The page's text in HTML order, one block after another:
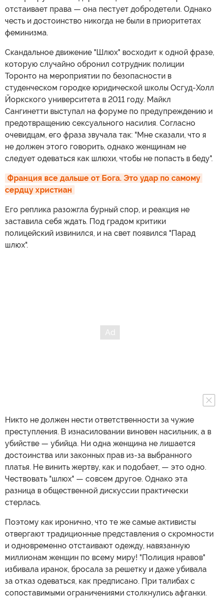
отстаивает права — она пестует добродетели. Однако
честь и достоинство никогда не были в приоритетах
феминизма.
Скандальное движение "Шлюх" восходит к одной фразе,
которую случайно обронил сотрудник полиции
Торонто на мероприятии по безопасности в
студенческом городке юридической школы Осгуд-Холл
Йоркского университета в 2011 году. Майкл
Сангинетти выступал на форуме по предупреждению и
предотвращению сексуального насилия. Согласно
очевидцам, его фраза звучала так: "Мне сказали, что я
не должен этого говорить, однако женщинам не
следует одеваться как шлюхи, чтобы не попасть в беду".
Франция все дальше от Бога. Это удар по самому
сердцу христиан
Его реплика разожгла бурный спор, и реакция не
заставила себя ждать. Под градом критики
полицейский извинился, и на свет появился "Парад
шлюх".
Никто не должен нести ответственности за чужие
преступления. В изнасиловании виновен насильник, а в
убийстве — убийца. Ни одна женщина не лишается
достоинства или законных прав из-за выбранного
платья. Не винить жертву, как и подобает, — это одно.
Чествовать "шлюх" — совсем другое. Однако эта
разница в общественной дискуссии практически
стерлась.
Поэтому как иронично, что те же самые активисты
отвергают традиционные представления о скромности
и одновременно отстаивают одежду, навязанную
миллионам женщин по всему миру! "Полиция нравов"
избивала иранок, бросала за решетку и даже убивала
за отказ одеваться, как предписано. При талибах с
сопоставимыми ограничениями столкнулись афганки.